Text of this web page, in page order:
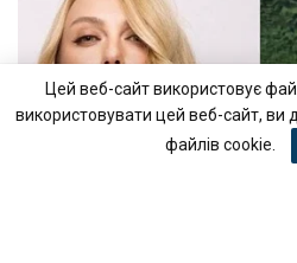
Цей веб-сайт використовує
використовувати цей веб-сайт, ви
файлів cookie.